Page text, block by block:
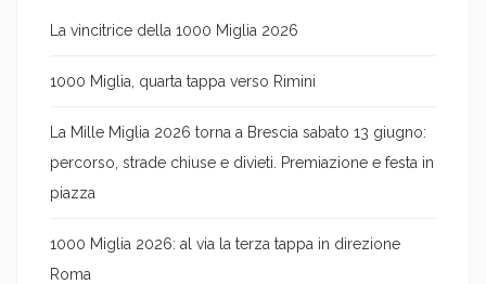
La vincitrice della 1000 Miglia 2026
1000 Miglia, quarta tappa verso Rimini
La Mille Miglia 2026 torna a Brescia sabato 13 giugno:
percorso, strade chiuse e divieti. Premiazione e festa in
piazza
1000 Miglia 2026: al via la terza tappa in direzione
Roma